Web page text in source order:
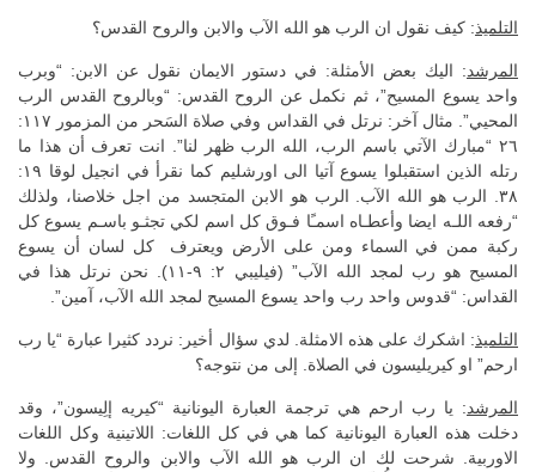
التلميذ: كيف نقول ان الرب هو الله الآب والابن والروح القدس؟
المرشد: اليك بعض الأمثلة: في دستور الايمان نقول عن الابن: “وبرب
واحد يسوع المسيح”، ثم نكمل عن الروح القدس: “وبالروح القدس الرب
المحيي”. مثال آخر: نرتل في القداس وفي صلاة السَحر من المزمور ١١٧:
٢٦ “مبارك الآتي باسم الرب، الله الرب ظهر لنا”. انت تعرف أن هذا ما
رتله الذين استقبلوا يسوع آتيا الى اورشليم كما نقرأ في انجيل لوقا ١٩:
٣٨. الرب هو الله الآب. الرب هو الابن المتجسد من اجل خلاصنا، ولذلك
“رفعه اللـه ايضا وأعطـاه اسمـًا فـوق كل اسم لكي تجثـو باسـم يسوع كل
ركبة ممن في السماء ومن على الأرض ويعترف كل لسان أن يسوع
المسيح هو رب لمجد الله الآب” (فيليبي ٢: ٩-١١). نحن نرتل هذا في
القداس: “قدوس واحد رب واحد يسوع المسيح لمجد الله الآب، آمين”.
التلميذ: اشكرك على هذه الامثلة. لدي سؤال أخير: نردد كثيرا عبارة “يا رب
ارحم” او كيريليسون في الصلاة. إلى من نتوجه؟
المرشد: يا رب ارحم هي ترجمة العبارة اليونانية “كيريه إلِيسون”، وقد
دخلت هذه العبارة اليونانية كما هي في كل اللغات: اللاتينية وكل اللغات
الاوربية. شرحت لك ان الرب هو الله الآب والابن والروح القدس. ولا